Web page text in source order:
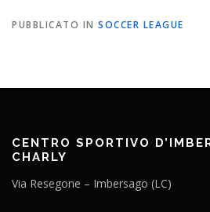
PUBBLICATO IN SOCCER LEAGUE
CENTRO SPORTIVO
CHARLY
Via Resegone – Imbersago (LC)